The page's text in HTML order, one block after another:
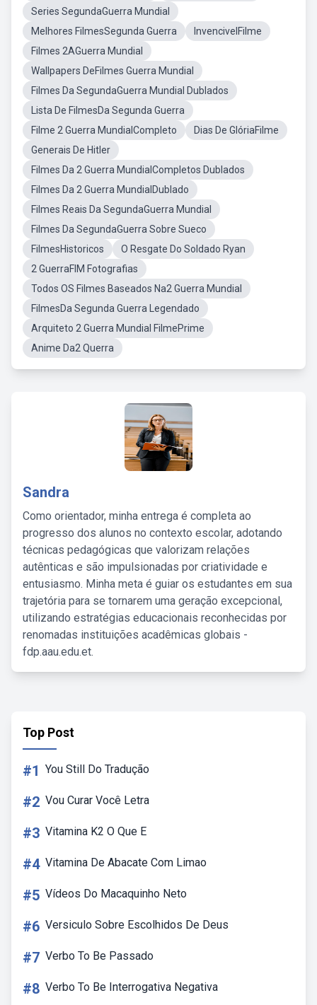
Series SegundaGuerra Mundial
Melhores FilmesSegunda Guerra
InvencivelFilme
Filmes 2AGuerra Mundial
Wallpapers DeFilmes Guerra Mundial
Filmes Da SegundaGuerra Mundial Dublados
Lista De FilmesDa Segunda Guerra
Filme 2 Guerra MundialCompleto
Dias De GlóriaFilme
Generais De Hitler
Filmes Da 2 Guerra MundialCompletos Dublados
Filmes Da 2 Guerra MundialDublado
Filmes Reais Da SegundaGuerra Mundial
Filmes Da SegundaGuerra Sobre Sueco
FilmesHistoricos
O Resgate Do Soldado Ryan
2 GuerraFIM Fotografias
Todos OS Filmes Baseados Na2 Guerra Mundial
FilmesDa Segunda Guerra Legendado
Arquiteto 2 Guerra Mundial FilmePrime
Anime Da2 Querra
Sandra
Como orientador, minha entrega é completa ao
progresso dos alunos no contexto escolar, adotando
técnicas pedagógicas que valorizam relações
autênticas e são impulsionadas por criatividade e
entusiasmo. Minha meta é guiar os estudantes em sua
trajetória para se tornarem uma geração excepcional,
utilizando estratégias educacionais reconhecidas por
renomadas instituições acadêmicas globais -
fdp.aau.edu.et.
Top Post
#1 You Still Do Tradução
#2 Vou Curar Você Letra
#3 Vitamina K2 O Que E
#4 Vitamina De Abacate Com Limao
#5 Vídeos Do Macaquinho Neto
#6 Versiculo Sobre Escolhidos De Deus
#7 Verbo To Be Passado
#8 Verbo To Be Interrogativa Negativa